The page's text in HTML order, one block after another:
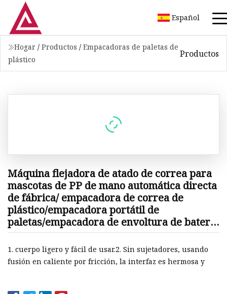
Español
Hogar / Productos / Empacadoras de paletas de
plástico
Productos
Máquina flejadora de atado de correa para
mascotas de PP de mano automática directa
de fábrica/ empacadora de correa de
plástico/empacadora portátil de
paletas/empacadora de envoltura de batería
eléctrica
1. cuerpo ligero y fácil de usar.2. Sin sujetadores, usando
fusión en caliente por fricción, la interfaz es hermosa y